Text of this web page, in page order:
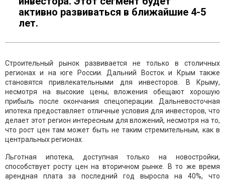
активно развиваться в ближайшие 4-5
лет.
Строительный рынок развивается не только в столичных
регионах и на юге России. Дальний Восток и Крым также
становятся привлекательными для инвесторов. В Крыму,
несмотря на высокие цены, вложения обещают хорошую
прибыль после окончания спецоперации. Дальневосточная
ипотека предоставляет отличные условия для инвесторов, что
делает этот регион интересным для вложений, несмотря на то,
что рост цен там может быть не таким стремительным, как в
центральных регионах.
Льготная ипотека, доступная только на новостройки,
способствует росту цен на вторичном рынке. В то же время
арендная плата за последний год выросла на 40%, что